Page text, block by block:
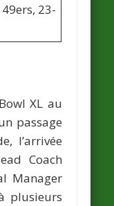
23-
XL au
passage
l’arrivée
Coach
Manager
plusieurs